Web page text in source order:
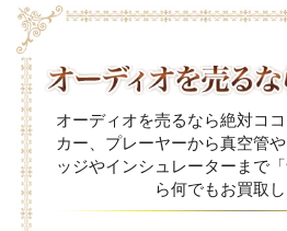
オーディオを売るなら絶対コ
カー、プレーヤーから真空管
ッジやインシュレーターまで
ら何でもお買取し